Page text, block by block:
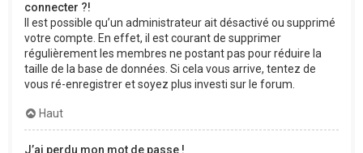
connecter ?!
Il est possible qu’un administrateur ait désactivé ou supprimé
votre compte. En effet, il est courant de supprimer
régulièrement les membres ne postant pas pour réduire la
taille de la base de données. Si cela vous arrive, tentez de
vous ré-enregistrer et soyez plus investi sur le forum.
Haut
J’ai perdu mon mot de passe !